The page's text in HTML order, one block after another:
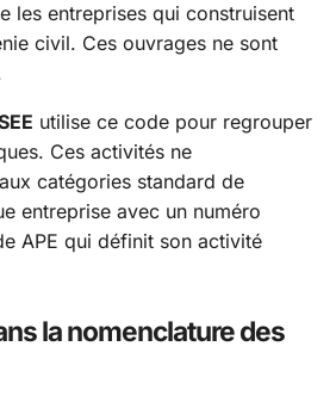
les entreprises qui construisent
civil. Ces ouvrages ne sont
utilise ce code pour regrouper
Ces activités ne
catégories standard de
entreprise avec un numéro
APE qui définit son activité
la nomenclature des